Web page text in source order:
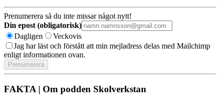
Prenumerera så du inte missar något nytt!
Din epost (obligatorisk)
Dagligen
Veckovis
Jag har läst och förstått att min mejladress delas med Mailchimp
enligt informationen ovan.
FAKTA | Om podden Skolverkstan